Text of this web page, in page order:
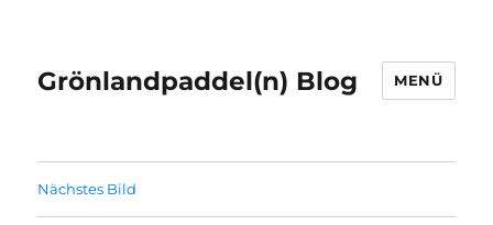
Grönlandpaddel(n) Blog MENÜ
Nächstes Bild